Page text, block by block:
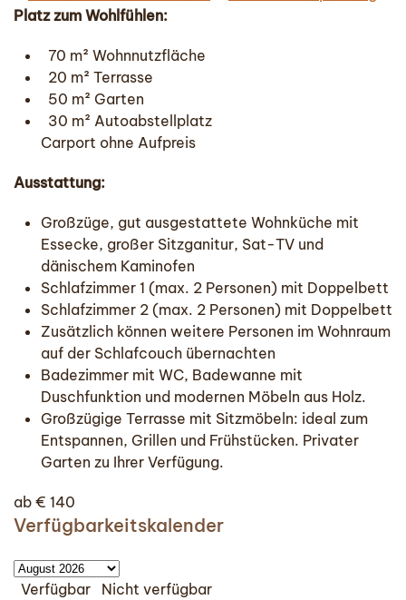
Platz zum Wohlfühlen:
70 m² Wohnnutzfläche
20 m² Terrasse
50 m² Garten
30 m² Autoabstellplatz
Carport ohne Aufpreis
Ausstattung:
Großzüge, gut ausgestattete Wohnküche mit
Essecke, großer Sitzganitur, Sat-TV und
dänischem Kaminofen
Schlafzimmer 1 (max. 2 Personen) mit Doppelbett
Schlafzimmer 2 (max. 2 Personen) mit Doppelbett
Zusätzlich können weitere Personen im Wohnraum
auf der Schlafcouch übernachten
Badezimmer mit WC, Badewanne mit
Duschfunktion und modernen Möbeln aus Holz.
Großzügige Terrasse mit Sitzmöbeln: ideal zum
Entspannen, Grillen und Frühstücken. Privater
Garten zu Ihrer Verfügung.
ab € 140
Verfügbarkeitskalender
Verfügbar
Nicht verfügbar